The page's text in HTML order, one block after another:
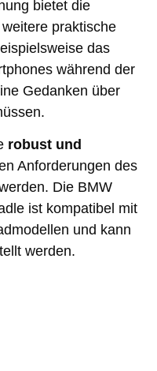
bietet die
praktische
das
während der
Gedanken über
robust und
Anforderungen des
Die BMW
ist kompatibel mit
und kann
werden.